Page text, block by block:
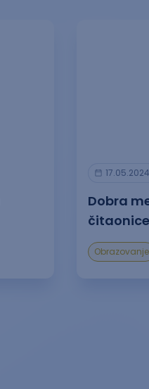
Dobra
Obrazovanje